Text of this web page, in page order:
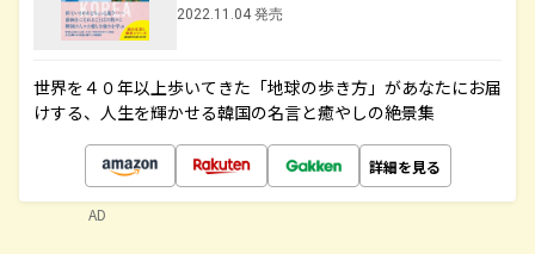
2022.11.04 発売
世界を４０年以上歩いてきた「地球の歩き方」があなたにお届
けする、人生を輝かせる韓国の名言と癒やしの絶景集
詳細を見る
AD